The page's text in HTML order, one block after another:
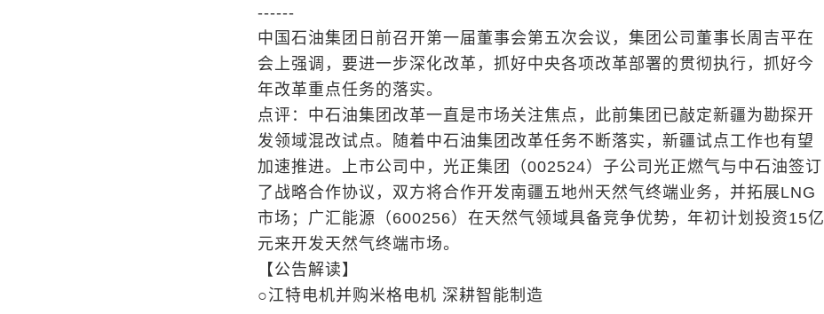
------
中国石油集团日前召开第一届董事会第五次会议，集团公司董事长周吉平在
会上强调，要进一步深化改革，抓好中央各项改革部署的贯彻执行，抓好今
年改革重点任务的落实。
点评：中石油集团改革一直是市场关注焦点，此前集团已敲定新疆为勘探开
发领域混改试点。随着中石油集团改革任务不断落实，新疆试点工作也有望
加速推进。上市公司中，光正集团（002524）子公司光正燃气与中石油签订
了战略合作协议，双方将合作开发南疆五地州天然气终端业务，并拓展LNG
市场；广汇能源（600256）在天然气领域具备竞争优势，年初计划投资15亿
元来开发天然气终端市场。
【公告解读】
○江特电机并购米格电机 深耕智能制造